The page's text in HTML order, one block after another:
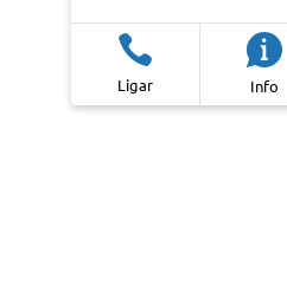
Ligar Info